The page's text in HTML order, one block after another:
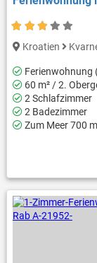
Kroatien
Ferienwohnung
60 m² / 2.
2 Schlafzimmer
2 Badezimmer
Zum Meer 700 m